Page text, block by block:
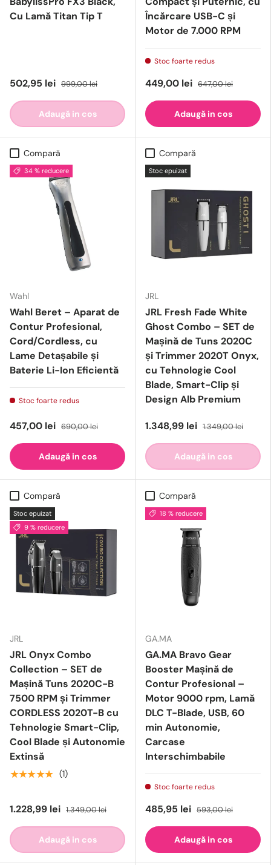
Cu Lamă Titan Tip T
502,95 lei 999,00 lei
Adaugă in cos
Încărcare USB-C și
Motor de 7.000 RPM
Stoc foarte redus
449,00 lei 647,00 lei
Adaugă in cos
Compară
34 % reducere
Wahl
Wahl Beret – Aparat de
Contur Profesional,
Cord/Cordless, cu
Lame Detașabile și
Baterie Li-Ion Eficientă
Stoc foarte redus
457,00 lei 690,00 lei
Adaugă in cos
Compară
Stoc epuizat
JRL
JRL Fresh Fade White
Ghost Combo – SET de
Mașină de Tuns 2020C
și Trimmer 2020T Onyx,
cu Tehnologie Cool
Blade, Smart-Clip și
Design Alb Premium
1.348,99 lei 1.349,00 lei
Adaugă in cos
Compară
Stoc epuizat
9 % reducere
JRL
JRL Onyx Combo
Collection – SET de
Mașină Tuns 2020C-B
7500 RPM și Trimmer
CORDLESS 2020T-B cu
Tehnologie Smart-Clip,
Cool Blade și Autonomie
Extinsă
★★★★★ (1)
1.228,99 lei 1.349,00 lei
Adaugă in cos
Compară
18 % reducere
GA.MA
GA.MA Bravo Gear
Booster Mașină de
Contur Profesional –
Motor 9000 rpm, Lamă
DLC T-Blade, USB, 60
min Autonomie,
Carcase
Interschimbabile
Stoc foarte redus
485,95 lei 593,00 lei
Adaugă in cos